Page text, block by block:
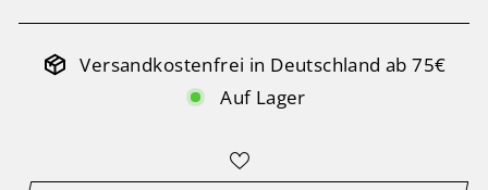
Versandkostenfrei in Deutschland ab 75€
Auf Lager